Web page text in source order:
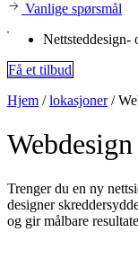
Vanlige spørsmål
Få et tilbud
Hjem /lokasjoner/
Webdesign
Trenger du en ny
designer
og gir målbare